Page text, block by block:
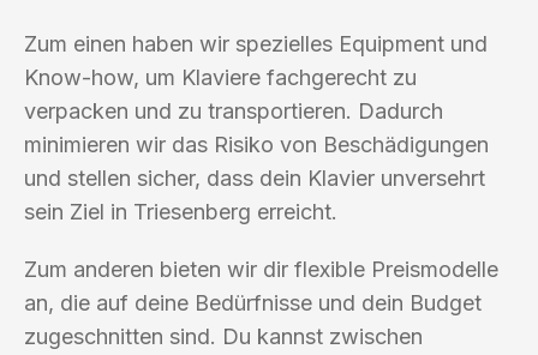
Zum einen haben wir spezielles Equipment und
Know-how, um Klaviere fachgerecht zu
verpacken und zu transportieren. Dadurch
minimieren wir das Risiko von Beschädigungen
und stellen sicher, dass dein Klavier unversehrt
sein Ziel in Triesenberg erreicht.
Zum anderen bieten wir dir flexible Preismodelle
an, die auf deine Bedürfnisse und dein Budget
zugeschnitten sind. Du kannst zwischen